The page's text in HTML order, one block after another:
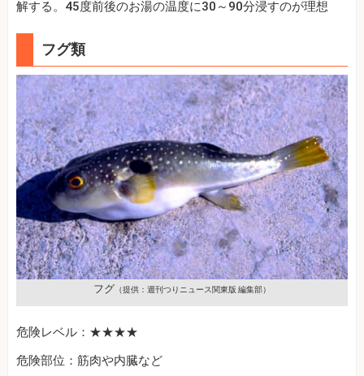
解する。45度前後のお湯の温度に30～90分浸すのが理想
フグ類
フグ （提供：週刊つりニュース関東版 編集部）
危険レベル：★★★★
危険部位：筋肉や内臓など